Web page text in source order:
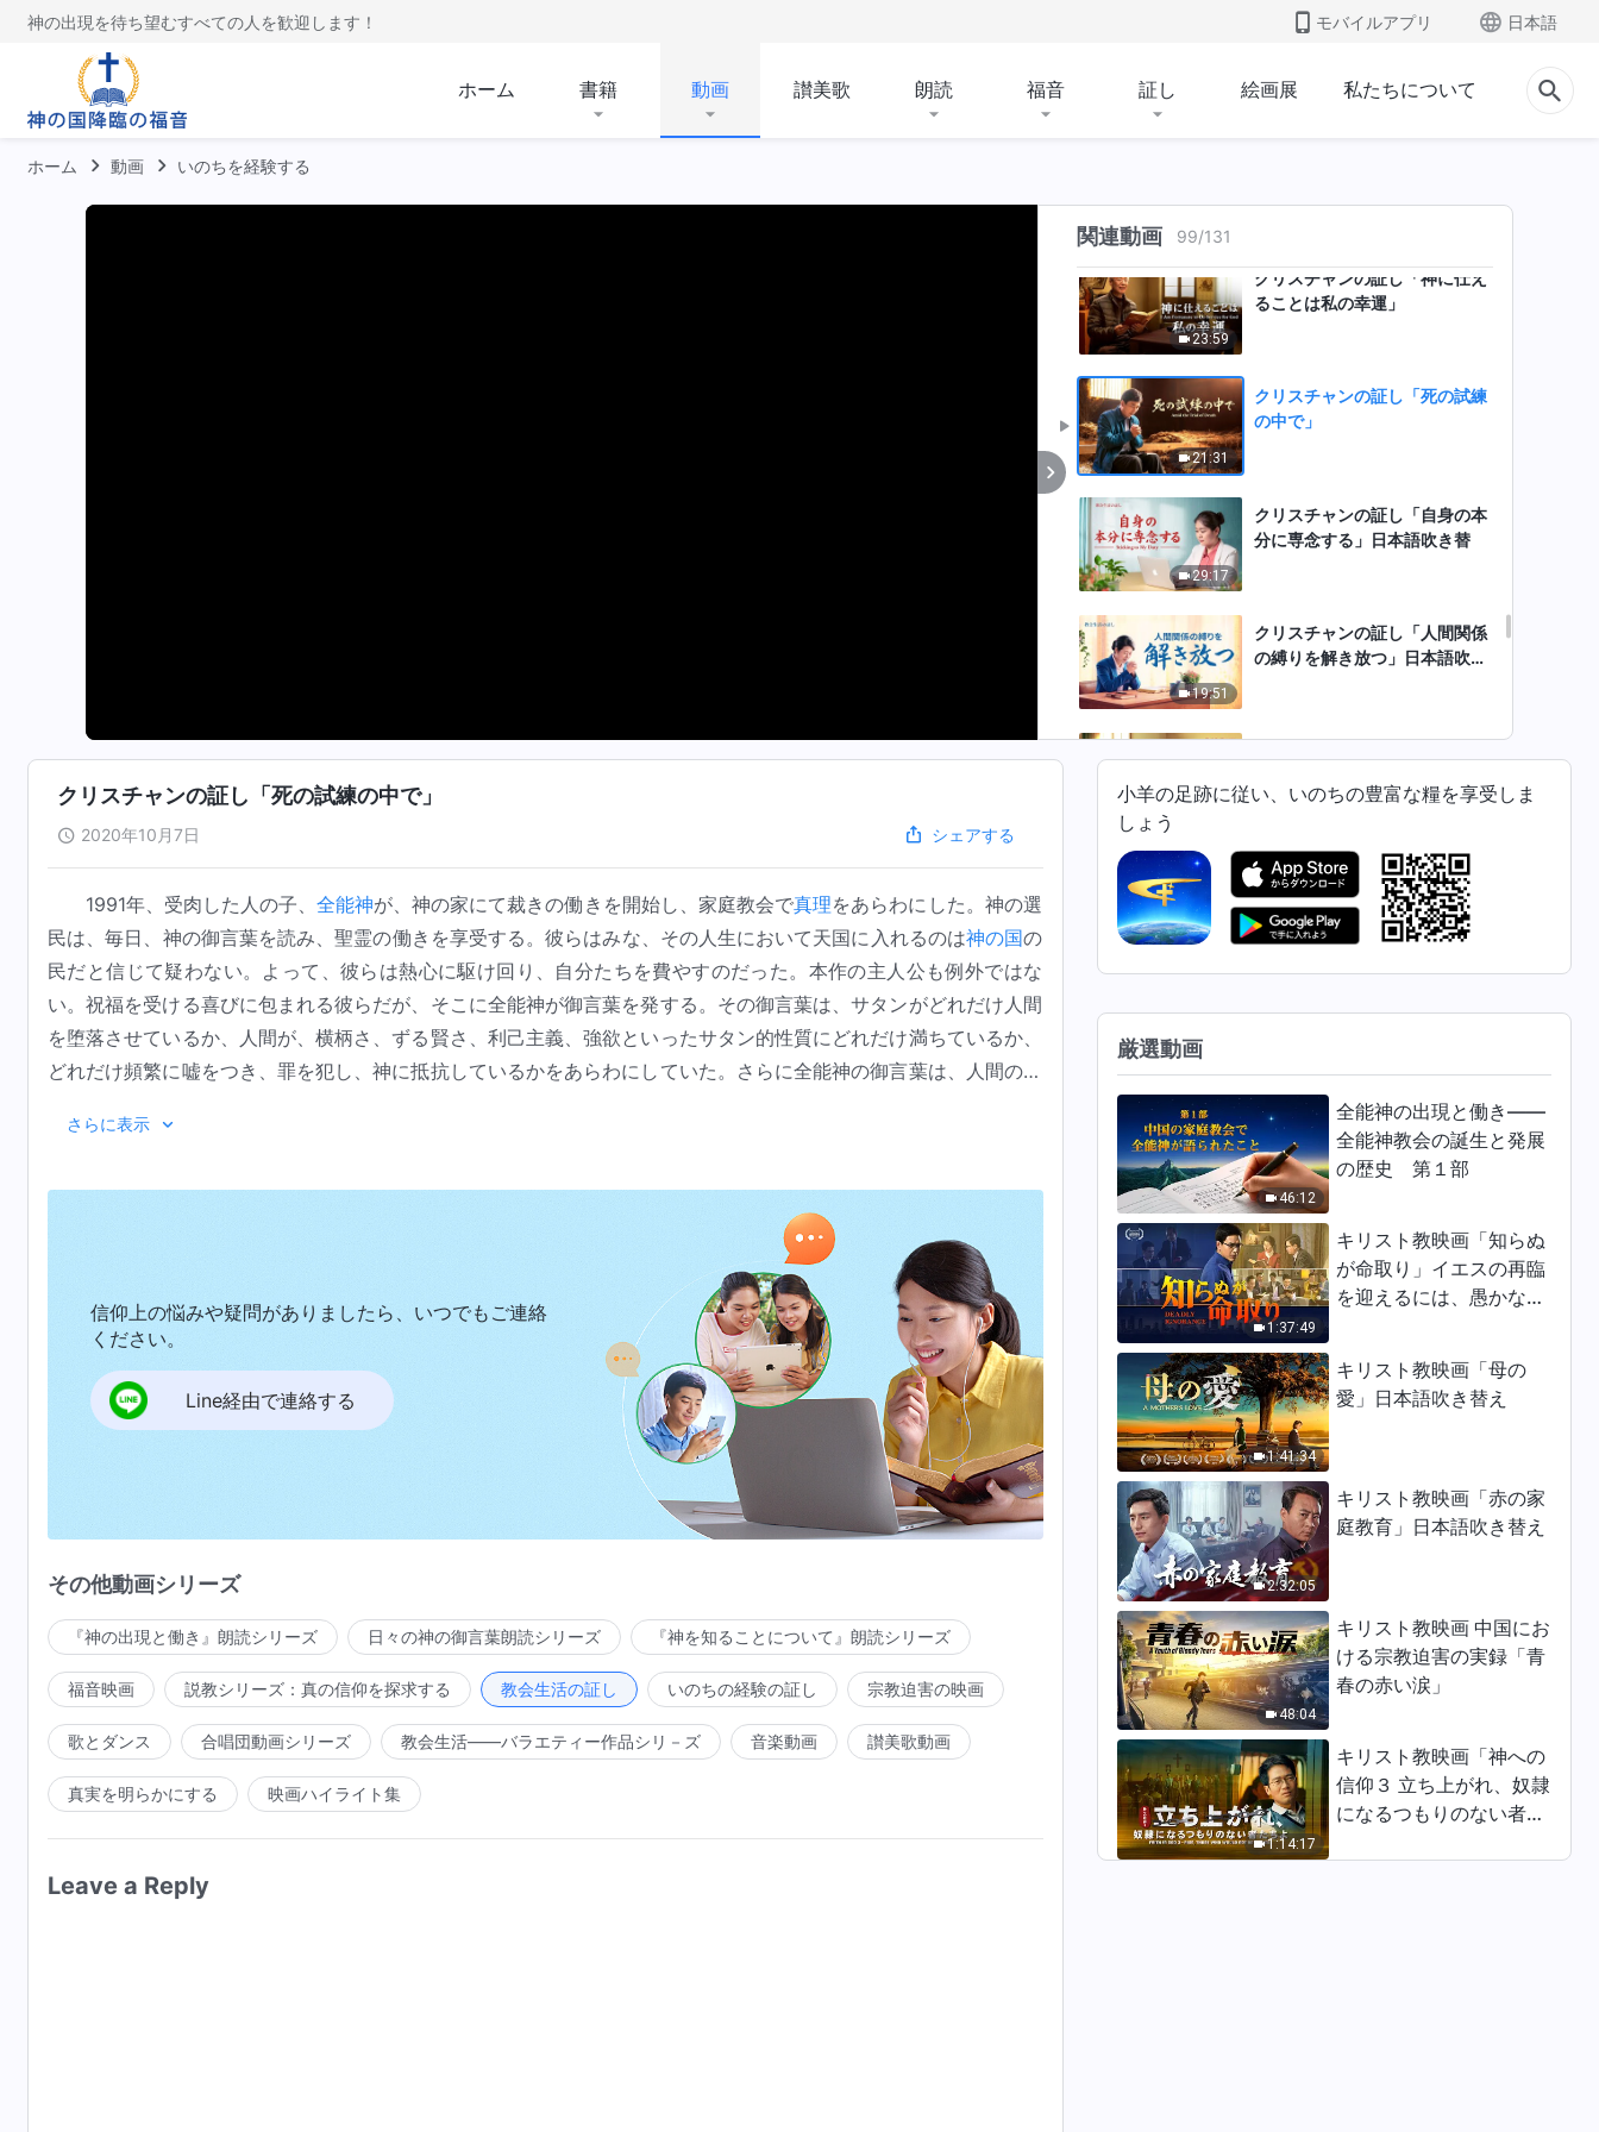
神の出現を待ち望むすべての人を歓迎します！ モバイルアプリ 日本語
ホーム 書籍 動画 讃美歌 朗読 福音 証し 絵画展 私たちについて
ホーム 動画 いのちを経験する
関連動画 99/131
23:59
クリスチャンの証し「神に仕え
ることは私の幸運」
21:31
クリスチャンの証し「死の試練
の中で」
29:17
クリスチャンの証し「自身の本
分に専念する」日本語吹き替
19:51
クリスチャンの証し「人間関係
の縛りを解き放つ」日本語吹き
替
30:33
クリスチャンの証し「自分の本
分をどのように考えるべきか」
日本語吹き替
24:41
放」日本語吹き替
18:18
クリスチャンの証し「闇の圧迫
から立ち上がる」
23:59
クリスチャンの証し「生活の中
で神の権威と支配を知る」日本
語字幕
23:18
クリスチャンの証し「18歳の
頃」日本語字幕
26:18
クリスチャンの証し「神の御前
に生きる」日本語吹き替
26:50
クリスチャンの証し「死の淵か
らの生還」日本語字幕
20:34
クリスチャンの証し「神の御言
葉が私を変えた」日本語字幕
クリスチャンの証し「名利の足
枷」日本語字幕
クリスチャンの証し「死の試練の中で」
2020年10月7日 シェアする
1991年、受肉した人の子、 全能神が、神の家にて裁きの働きを開始し、家庭教会で真理をあらわにした。神の選
民は、毎日、神の御言葉を読み、聖霊の働きを享受する。彼らはみな、その人生において天国に入れるのは神の国の
民だと信じて疑わない。よって、彼らは熱心に駆け回り、自分たちを費やすのだった。本作の主人公も例外ではな
い。祝福を受ける喜びに包まれる彼らだが、そこに全能神が御言葉を発する。その御言葉は、サタンがどれだけ人間
を堕落させているか、人間が、横柄さ、ずる賢さ、利己主義、強欲といったサタン的性質にどれだけ満ちているか、
どれだけ頻繁に嘘をつき、罪を犯し、神に抵抗しているかをあらわにしていた。さらに全能神の御言葉は、人間のい
ちに天国に入るという夢は打ち砕かれる。彼らは将来への希望を失い、胸は痛みに引き裂かれ、神に不平さえ言うよ
のだ、自分たちはサタン的性質に満ちているために天国に入るに値しないのだと知る。その後、祝福を受けたいとい
う動機を捨て、神の支配と采配に服従し、真理の追求に専念し始める選民たち。やがて、神の裁きと試練は、人間を
完全に清め、救うためのものだと知るのだった。
さらに表示
信仰上の悩みや疑問がありましたら、いつでもご連絡
ください。
Line経由で連絡する
その他動画シリーズ
『神の出現と働き』朗読シリーズ 日々の神の御言葉朗読シリーズ 『神を知ることについて』朗読シリーズ
福音映画 説教シリーズ：真の信仰を探求する 教会生活の証し いのちの経験の証し 宗教迫害の映画
歌とダンス 合唱団動画シリーズ 教会生活――バラエティー作品シリ－ズ 音楽動画 讃美歌動画
真実を明らかにする 映画ハイライト集
Leave a Reply
小羊の足跡に従い、いのちの豊富な糧を享受しま
しょう
厳選動画
46:12
全能神の出現と働き——
全能神教会の誕生と発展
の歴史 第１部
1:37:49
キリスト教映画「知らぬ
が命取り」イエスの再臨
を迎えるには、愚かな乙
1:41:34
キリスト教映画「母の
愛」日本語吹き替え
2:32:05
キリスト教映画「赤の家
庭教育」日本語吹き替え
48:04
キリスト教映画 中国にお
ける宗教迫害の実録「青
春の赤い涙」
1:14:17
キリスト教映画「神への
信仰３ 立ち上がれ、奴隷
になるつもりのない者た